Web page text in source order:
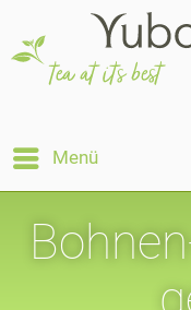
Menü